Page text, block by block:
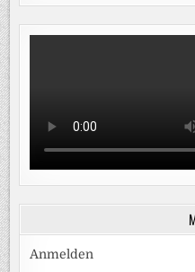
Anmelden